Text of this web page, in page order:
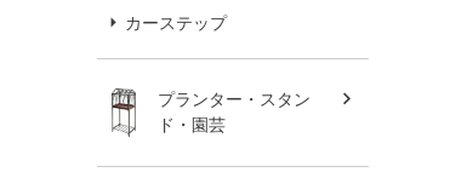
カーステップ
プランター・スタン
ド・園芸